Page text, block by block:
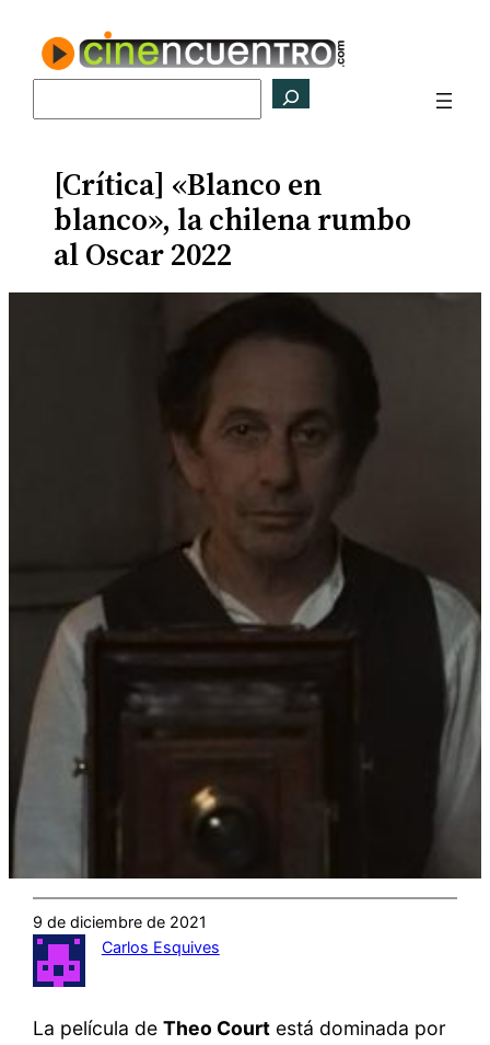
contenido
[Crítica] «Blanco en
blanco», la chilena rumbo
al Oscar 2022
9 de diciembre de 2021
Carlos Esquives
La película deTheo Court está dominada por